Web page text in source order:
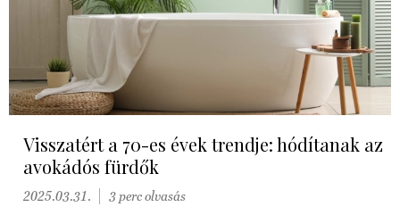
Visszatért a 70-es évek trendje: hódítanak az
avokádós fürdők
2025.03.31. 3 perc olvasás